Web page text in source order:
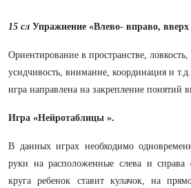
15 сл Упражнение «Влево- вправо, вверх
Ориентирование в пространстве,
усидчивость, внимание, координация и т.д.
игра направлена на закрепление понятий
Игра «Нейротаблицы ».
В данных играх необходимо
руки на расположенные слева и
круга ребенок ставит кулачок, на